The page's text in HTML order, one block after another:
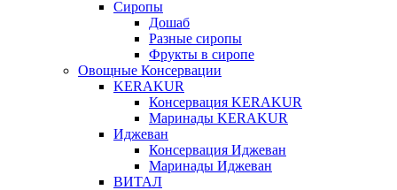
Сиропы
Дошаб
Разные сиропы
Фрукты в сиропе
Овощные Консервации
KERAKUR
Консервация KERAKUR
Маринады KERAKUR
Иджеван
Консервация Иджеван
Маринады Иджеван
ВИТАЛ